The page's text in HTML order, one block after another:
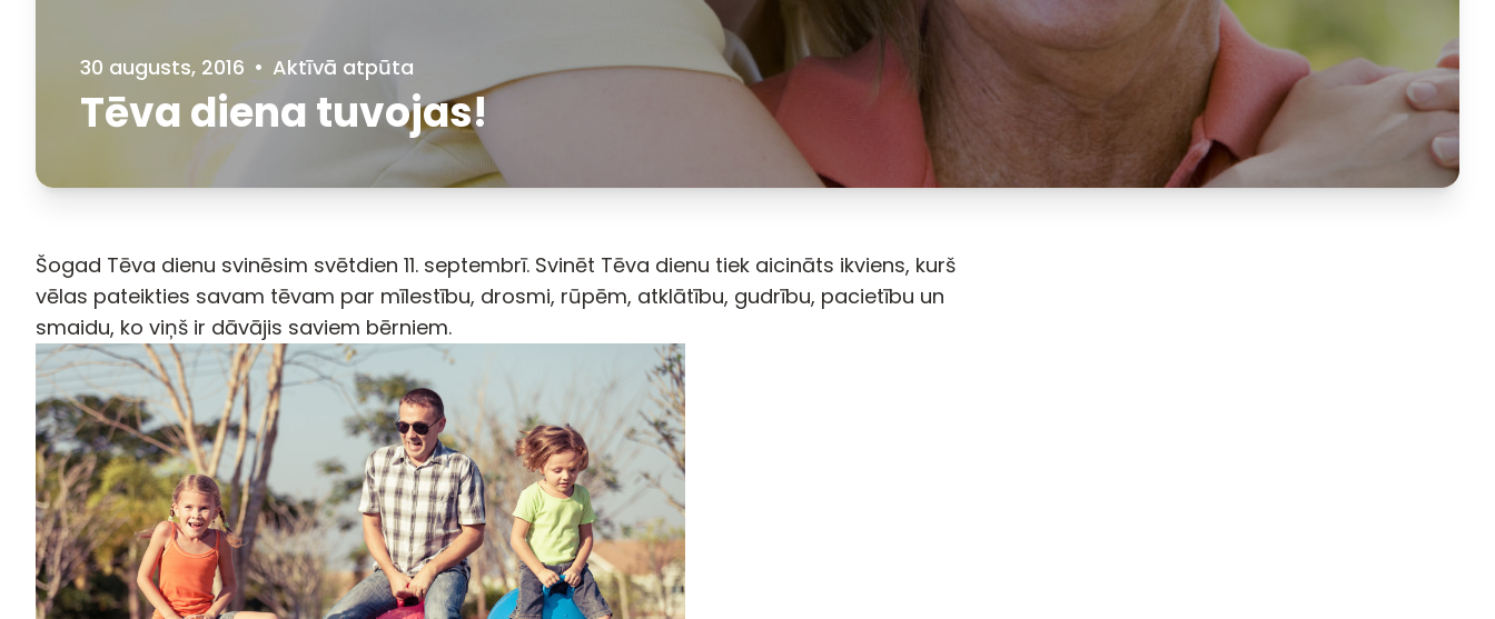
30 augusts, 2016 • Aktīvā atpūta
Tēva diena tuvojas!
Šogad Tēva dienu svinēsim svētdien 11. septembrī. Svinēt Tēva dienu tiek aicināts ikviens, kurš
vēlas pateikties savam tēvam par mīlestību, drosmi, rūpēm, atklātību, gudrību, pacietību un
smaidu, ko viņš ir dāvājis saviem bērniem.